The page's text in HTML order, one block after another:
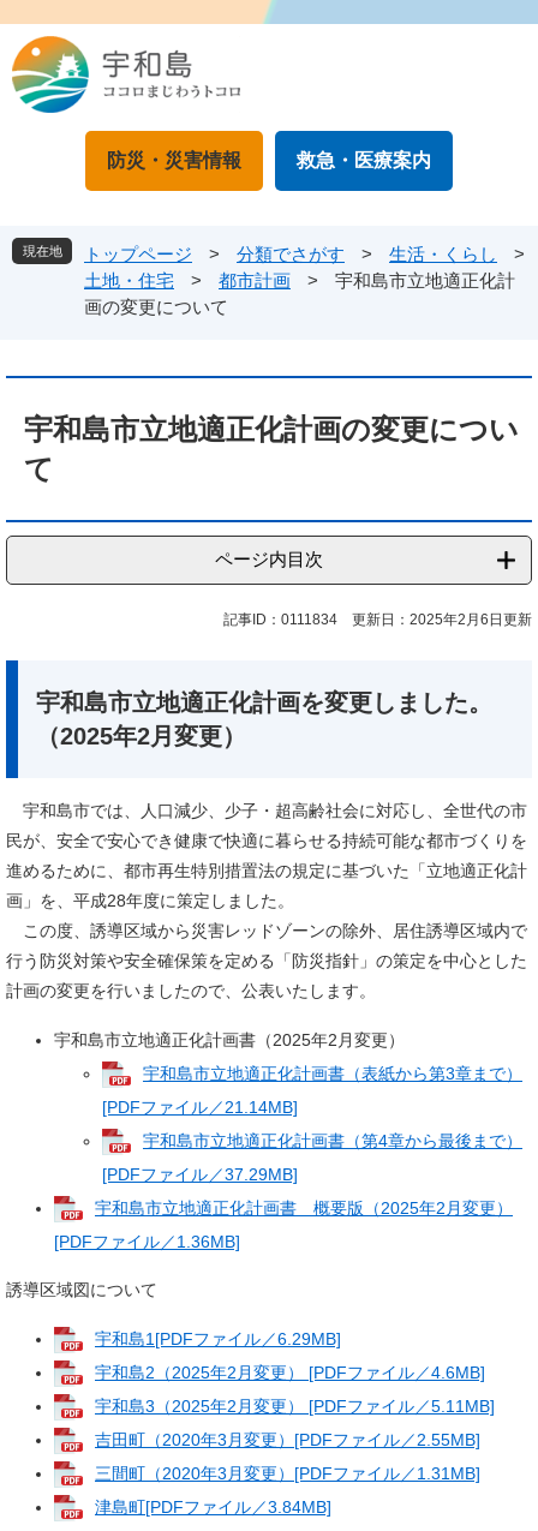
ジ
の
ュ
ー
本
文
防災・災害情報 救急・医療案内
現在地 トップページ > 分類でさがす > 生活・くらし
>
土地・住宅
> 都市計画 >
宇和島市立地適正化計
画の変更について
宇和島市立地適正化計画の変更につい
て
ページ内目次
記事ID：0111834 更新日：2025年2月6日更新
宇和島市立地適正化計画を変更しました。
（2025年2月変更）
宇和島市では、人口減少、少子・超高齢社会に対応し、全世代の市
民が、安全で安心でき健康で快適に暮らせる持続可能な都市づくりを
進めるために、都市再生特別措置法の規定に基づいた「立地適正化計
画」を、平成28年度に策定しました。
この度、誘導区域から災害レッドゾーンの除外、居住誘導区域内で
行う防災対策や安全確保策を定める「防災指針」の策定を中心とした
計画の変更を行いましたので、公表いたします。
宇和島市立地適正化計画書（2025年2月変更）
宇和島市立地適正化計画書（表紙から第3章まで）
[PDFファイル／21.14MB]
宇和島市立地適正化計画書（第4章から最後まで）
[PDFファイル／37.29MB]
宇和島市立地適正化計画書 概要版（2025年2月変更）
[PDFファイル／1.36MB]
誘導区域図について
宇和島1[PDFファイル／6.29MB]
宇和島2（2025年2月変更） [PDFファイル／4.6MB]
宇和島3（2025年2月変更） [PDFファイル／5.11MB]
吉田町（2020年3月変更）[PDFファイル／2.55MB]
三間町（2020年3月変更）[PDFファイル／1.31MB]
津島町[PDFファイル／3.84MB]